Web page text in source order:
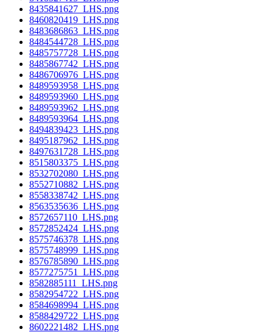
8435841627_LHS.png
8460820419_LHS.png
8483686863_LHS.png
8484544728_LHS.png
8485757728_LHS.png
8485867742_LHS.png
8486706976_LHS.png
8489593958_LHS.png
8489593960_LHS.png
8489593962_LHS.png
8489593964_LHS.png
8494839423_LHS.png
8495187962_LHS.png
8497631728_LHS.png
8515803375_LHS.png
8532702080_LHS.png
8552710882_LHS.png
8558338742_LHS.png
8563535636_LHS.png
8572657110_LHS.png
8572852424_LHS.png
8575746378_LHS.png
8575748999_LHS.png
8576785890_LHS.png
8577275751_LHS.png
8582885111_LHS.png
8582954722_LHS.png
8584698994_LHS.png
8588429722_LHS.png
8602221482_LHS.png